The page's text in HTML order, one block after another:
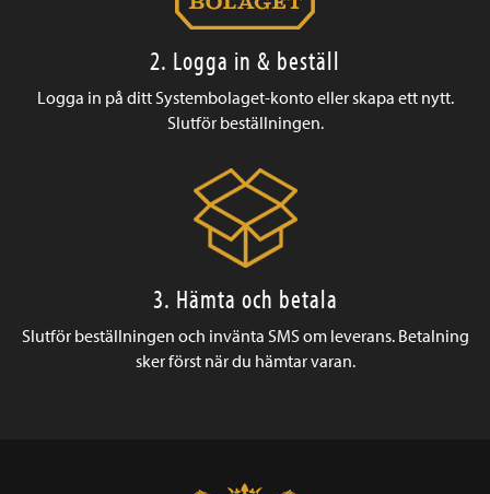
2. Logga in & beställ
Logga in på ditt Systembolaget-konto eller skapa ett nytt.
Slutför beställningen.
3. Hämta och betala
Slutför beställningen och invänta SMS om leverans. Betalning
sker först när du hämtar varan.